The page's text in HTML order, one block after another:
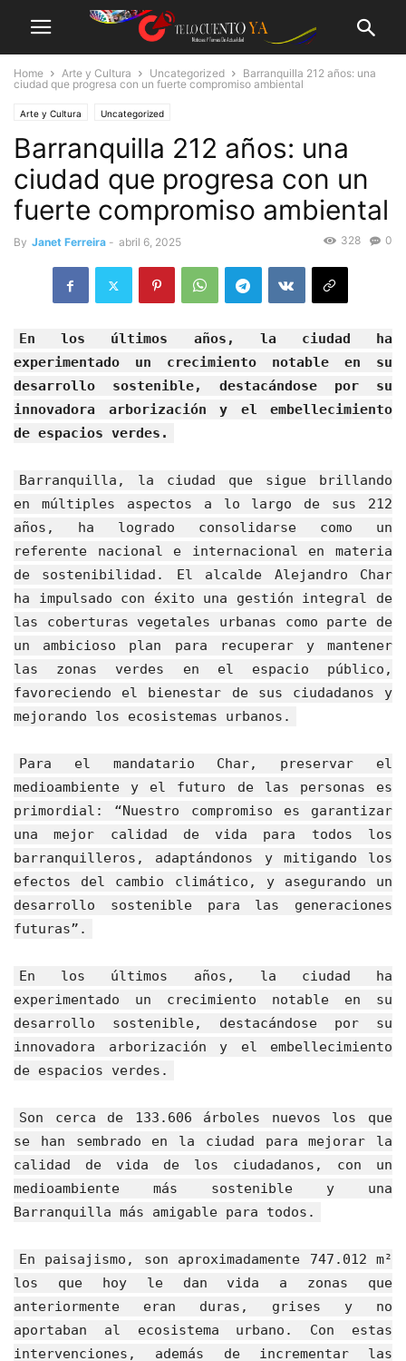
Home Arte y Cultura Uncategorized
Barranquilla 212 años: una
ciudad que progresa con un fuerte compromiso ambiental
Arte y Cultura Uncategorized
Barranquilla 212 años: una
ciudad que progresa con un
fuerte compromiso ambiental
By Janet Ferreira - abril 6, 2025 0
328
En los últimos años, la ciudad ha
experimentado un crecimiento notable en su
desarrollo sostenible, destacándose por su
innovadora arborización y el embellecimiento
de espacios verdes.
Barranquilla, la ciudad que sigue brillando
en múltiples aspectos a lo largo de sus 212
años, ha logrado consolidarse como un
referente nacional e internacional en materia
de sostenibilidad. El alcalde Alejandro Char
ha impulsado con éxito una gestión integral de
las coberturas vegetales urbanas como parte de
un ambicioso plan para recuperar y mantener
las zonas verdes en el espacio público,
favoreciendo el bienestar de sus ciudadanos y
mejorando los ecosistemas urbanos.
Para el mandatario Char, preservar el
medioambiente y el futuro de las personas es
primordial: “Nuestro compromiso es garantizar
una mejor calidad de vida para todos los
barranquilleros, adaptándonos y mitigando los
efectos del cambio climático, y asegurando un
desarrollo sostenible para las generaciones
futuras”.
En los últimos años, la ciudad ha
experimentado un crecimiento notable en su
desarrollo sostenible, destacándose por su
innovadora arborización y el embellecimiento
de espacios verdes.
Son cerca de 133.606 árboles nuevos los que
se han sembrado en la ciudad para mejorar la
calidad de vida de los ciudadanos, con un
medioambiente más sostenible y una
Barranquilla más amigable para todos.
En paisajismo, son aproximadamente 747.012 m²
los que hoy le dan vida a zonas que
anteriormente eran duras, grises y no
aportaban al ecosistema urbano. Con estas
intervenciones, además de incrementar las